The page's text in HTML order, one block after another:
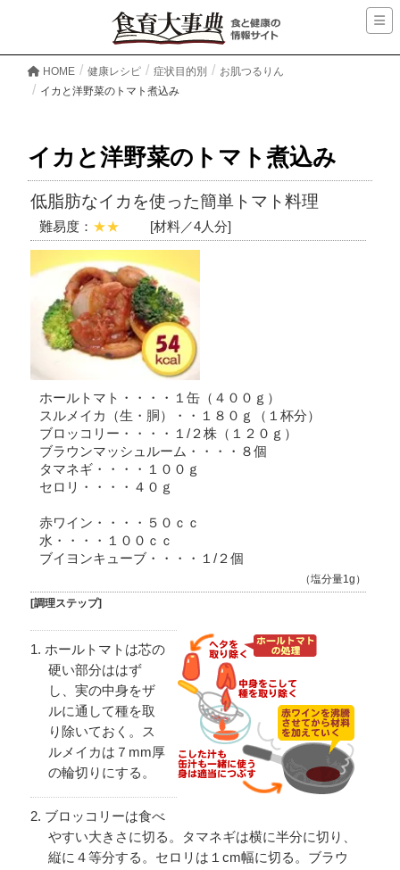
HOME 健康レシピ 症状目的別
お肌つるりん
イカと洋野菜のトマト煮込み
イカと洋野菜のトマト煮込み
低脂肪なイカを使った簡単トマト料理
難易度： ★★ [材料／4人分]
ホールトマト・・・・１缶（４００ｇ）
スルメイカ（生・胴）・・１８０ｇ（１杯分）
ブロッコリー・・・・１/２株（１２０ｇ）
ブラウンマッシュルーム・・・・８個
タマネギ・・・・１００ｇ
セロリ・・・・４０ｇ
赤ワイン・・・・５０ｃｃ
水・・・・１００ｃｃ
ブイヨンキューブ・・・・１/２個
（塩分量1g）
[調理ステップ]
ホールトマトは芯の
硬い部分ははず
し、実の中身をザ
ルに通して種を取
り除いておく。ス
ルメイカは７mm厚
の輪切りにする。
ブロッコリーは食べ
やすい大きさに切る。タマネギは横に半分に切り、
縦に４等分する。セロリは１cm幅に切る。ブラウ